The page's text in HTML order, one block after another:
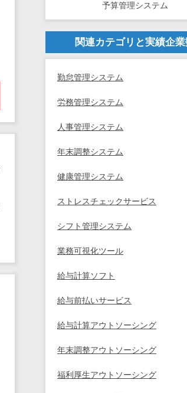
予算管理システム
関連カテゴリと実績企
勤怠管理システム
労務管理システム
人事管理システム
年末調整システム
健康管理システム
ストレスチェックサービス
シフト管理システム
業務可視化ツール
給与計算ソフト
給与前払いサービス
給与計算アウトソーシング
年末調整アウトソーシング
福利厚生アウトソーシング